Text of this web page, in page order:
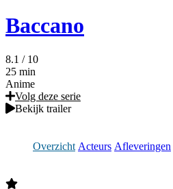
Baccano
8.1 / 10
25 min
Anime
Volg deze serie
Bekijk trailer
Overzicht Acteurs Afleveringen